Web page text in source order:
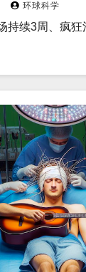
环球科学
持续3周、疯狂